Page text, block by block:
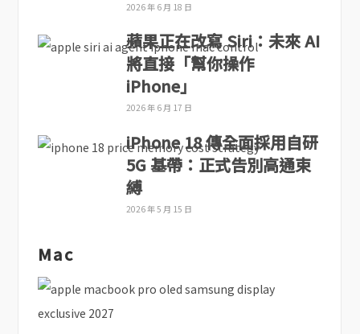
2026 年 6 月 18 日
蘋果正在改寫 Siri：未來 AI
將直接「幫你操作
iPhone」
2026 年 6 月 17 日
iPhone 18 傳全面採用自研
5G 基帶：正式告別高通束
縛
2026 年 5 月 15 日
Mac